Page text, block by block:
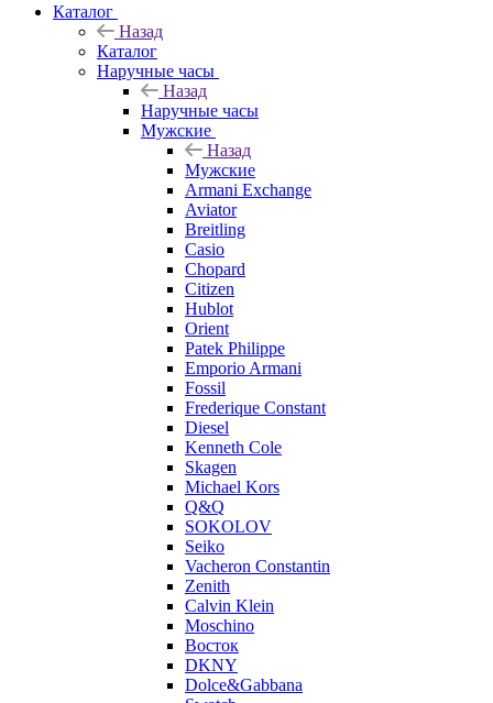
Каталог
Назад
Каталог
Наручные часы
Назад
Наручные часы
Мужские
Назад
Мужские
Armani Exchange
Aviator
Breitling
Casio
Chopard
Citizen
Hublot
Orient
Patek Philippe
Emporio Armani
Fossil
Frederique Constant
Diesel
Kenneth Cole
Skagen
Michael Kors
Q&Q
SOKOLOV
Seiko
Vacheron Constantin
Zenith
Calvin Klein
Moschino
Восток
DKNY
Dolce&Gabbana